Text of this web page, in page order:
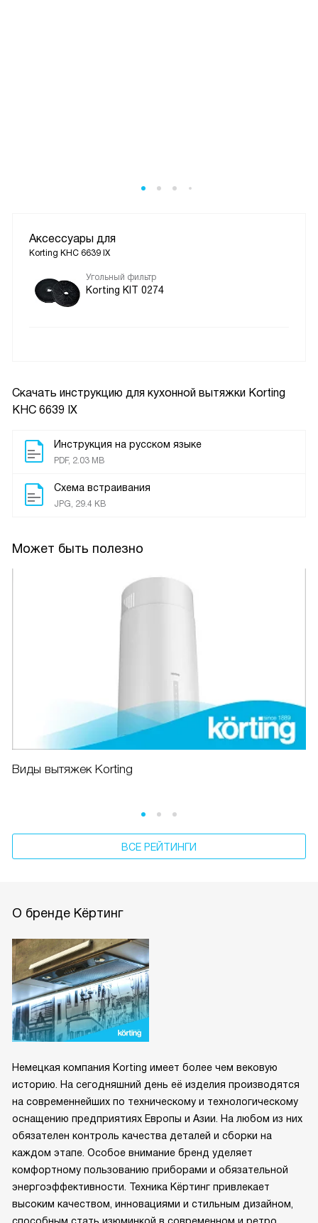
Скачать инструкцию для кухонной вытяжки Korting
KHC 6639 IX
Инструкция на русском языке
PDF, 2.03 MB
Схема встраивания
JPG, 29.4 KB
Может быть полезно
Виды вытяжек Korting
ВСЕ РЕЙТИНГИ
Аксессуары для
Korting KHC 6639 IX
Угольный фильтр
Korting KIT 0274
О бренде Кёртинг
Немецкая компания Korting имеет более чем вековую
историю. На сегодняшний день её изделия производятся
на современнейших по техническому и технологическому
оснащению предприятиях Европы и Азии. На любом из них
обязателен контроль качества деталей и сборки на
каждом этапе. Особое внимание бренд уделяет
комфортному пользованию приборами и обязательной
энергоэффективности. Техника Кёртинг привлекает
высоким качеством, инновациями и стильным дизайном,